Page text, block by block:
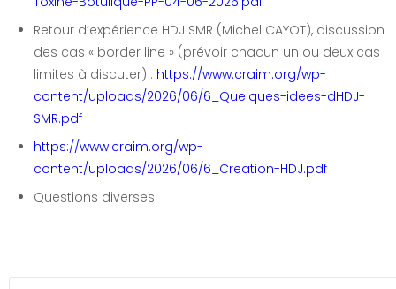
Retour d’expérience HDJ SMR (Michel CAYOT), discussion
des cas « border line » (prévoir chacun un ou deux cas
limites à discuter) : https://www.craim.org/wp-
content/uploads/2026/06/6_Quelques-idees-dHDJ-
SMR.pdf
https://www.craim.org/wp-
content/uploads/2026/06/6_Creation-HDJ.pdf
Questions diverses